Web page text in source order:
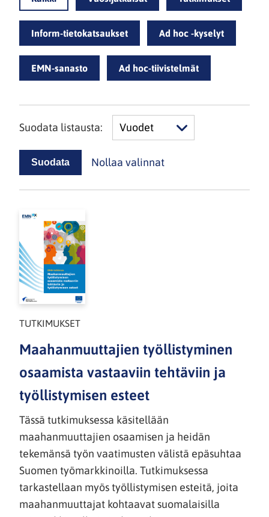
Inform-tietokatsaukset Ad hoc -kyselyt
EMN-sanasto Ad hoc-tiivistelmät
Suodata listausta: Vuodet
Nollaa valinnat
TUTKIMUKSET
Maahanmuuttajien työllistyminen
osaamista vastaaviin tehtäviin ja
työllistymisen esteet
Tässä tutkimuksessa käsitellään
maahanmuuttajien osaamisen ja heidän
tekemänsä työn vaatimusten välistä epäsuhtaa
Suomen työmarkkinoilla. Tutkimuksessa
tarkastellaan myös työllistymisen esteitä, joita
maahanmuuttajat kohtaavat suomalaisilla